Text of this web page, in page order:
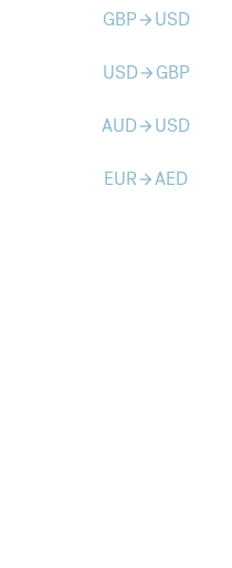
GBParrow_forward USD
USDarrow_forward GBP
AUDarrow_forward USD
EURarrow_forwardAED